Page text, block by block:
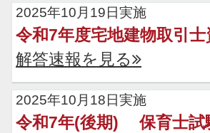
2025年10月19日実施
令和7年度宅地建物取引
解答速報を見る
2025年10月18日実施
令和7年(後期) 保育士試